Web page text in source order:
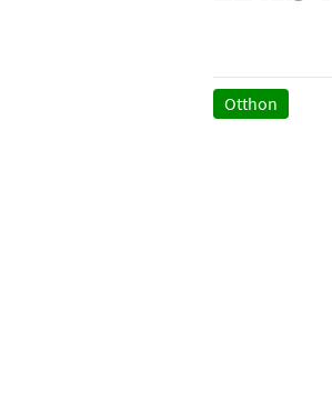
Otthon